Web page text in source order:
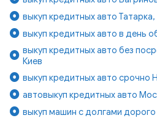
выкуп кредитных авто Татарка,
выкуп кредитных авто в день
выкуп кредитных авто без
Киев
выкуп кредитных авто срочно
автовыкуп кредитных авто
выкуп машин с долгами дорого